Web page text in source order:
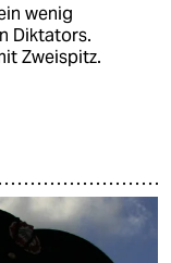
wenig
Diktators.
Zweispitz.